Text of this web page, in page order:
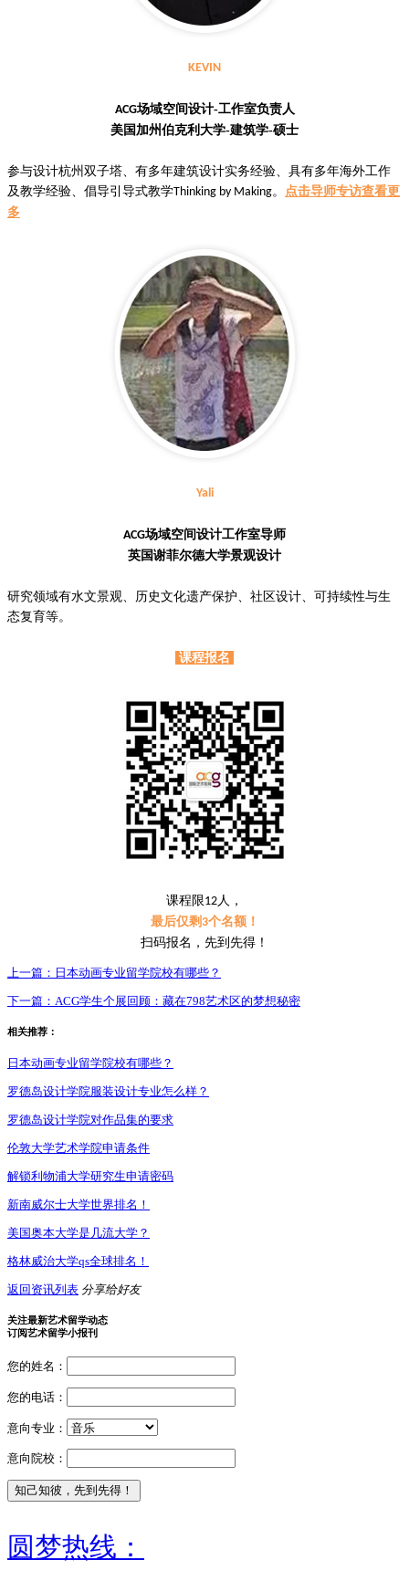
KEVIN
ACG场域空间设计-工作室负责人
美国加州伯克利大学-建筑学-硕士
参与设计杭州双子塔、有多年建筑设计实务经验、具有多年海外工作
及教学经验、倡导引导式教学Thinking by Making。 点击导师专访查看更
多
Yali
ACG场域空间设计工作室导师
英国谢菲尔德大学景观设计
研究领域有水文景观、历史文化遗产保护、社区设计、可持续性与生
态复育等。
课程报名
课程限12 人，
最后仅剩3个名额！
扫码报名，先到先得！
上一篇： 日本动画专业留学院校有哪些？
下一篇： ACG学生个展回顾：藏在798艺术区的梦想秘密
相关推荐：
日本动画专业留学院校有哪些？
罗德岛设计学院服装设计专业怎么样？
罗德岛设计学院对作品集的要求
伦敦大学艺术学院申请条件
解锁利物浦大学研究生申请密码
新南威尔士大学世界排名！
美国奥本大学是几流大学？
格林威治大学qs全球排名！
返回资讯列表 分享给好友
关注最新艺术留学动态
订阅艺术留学小报刊
您的姓名：
您的电话：
意向专业：
意向院校：
圆梦热线：